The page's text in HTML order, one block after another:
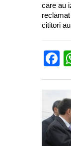
care au
cititori